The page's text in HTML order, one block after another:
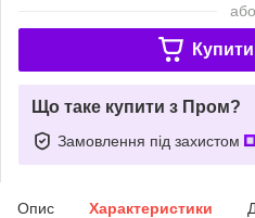
або
Що таке купити з Пром?
Замовлення під захистом
Опис Характеристики